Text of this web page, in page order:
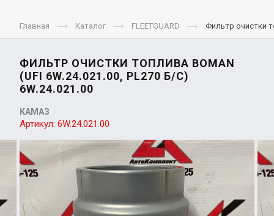
Главная Каталог FLEETGUARD Фильтр очистки
ФИЛЬТР ОЧИСТКИ ТОПЛИВА BOMAN
(UFI 6W.24.021.00, PL270 Б/С)
6W.24.021.00
КАМАЗ
Артикул: 6W.24.021.00